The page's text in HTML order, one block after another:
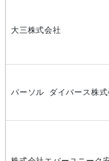
大三株式会社
パーソル ダイバース株式